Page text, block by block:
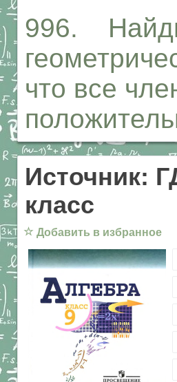
996.
что все
Источник:
класс
☆ Добавить в избранное